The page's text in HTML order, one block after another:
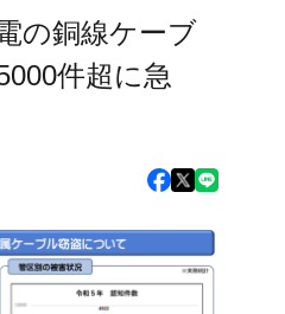
の銅線ケーブ
件超に急